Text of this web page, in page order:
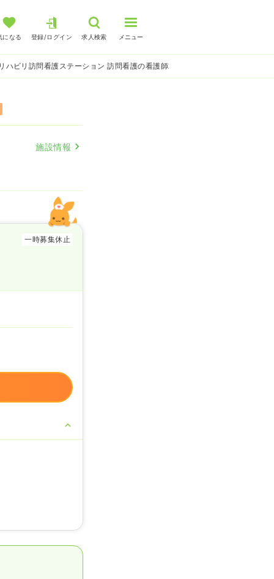
になる 登録/ログイン 求人検索 メニュー
ハビリ訪問看護ステーション 訪問看護の看護師求人
施設情報
一時募集休止